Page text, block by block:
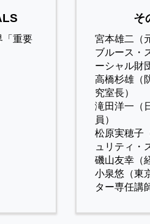
「重要
そ
宮本雄二（
ブルース・
ーシャル財
高橋杉雄（
究室長）
滝田洋一（
員）
松原実穂子
ュリティ・
磯山友幸（
小泉悠（東
ター専任講